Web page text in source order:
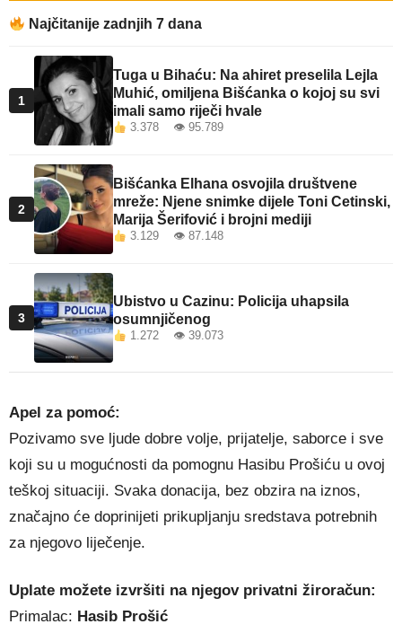
Najčitanije zadnjih 7 dana
1
Tuga u Bihaću: Na ahiret preselila Lejla
Muhić, omiljena Bišćanka o kojoj su svi
imali samo riječi hvale
3.378 👁 95.789
2
Bišćanka Elhana osvojila društvene
mreže: Njene snimke dijele Toni Cetinski,
Marija Šerifović i brojni mediji
3.129 👁 87.148
3
Ubistvo u Cazinu: Policija uhapsila
osumnjičenog
1.272 👁 39.073
Apel za pomoć:
Pozivamo sve ljude dobre volje, prijatelje, saborce i sve
koji su u mogućnosti da pomognu Hasibu Prošiću u ovoj
teškoj situaciji. Svaka donacija, bez obzira na iznos,
značajno će doprinijeti prikupljanju sredstava potrebnih
za njegovo liječenje.
Uplate možete izvršiti na njegov privatni žiroračun:
Primalac: Hasib Prošić